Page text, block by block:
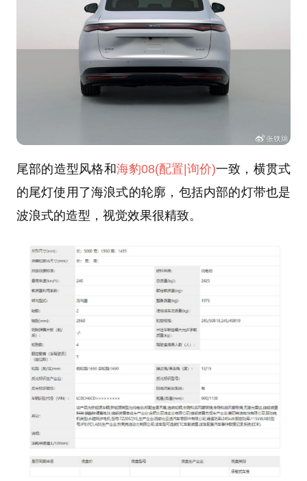
尾部的造型风格和海豹08(配置 |询价)一致，横贯式
的尾灯使用了海浪式的轮廓，包括内部的灯带也是
波浪式的造型，视觉效果很精致。